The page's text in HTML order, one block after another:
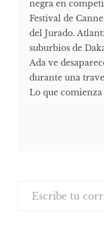
negra en
Festival de
del Jurado.
suburbios de
Ada ve
durante una
Lo que